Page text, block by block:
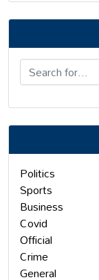
Politics
Sports
Business
Covid
Official
Crime
General